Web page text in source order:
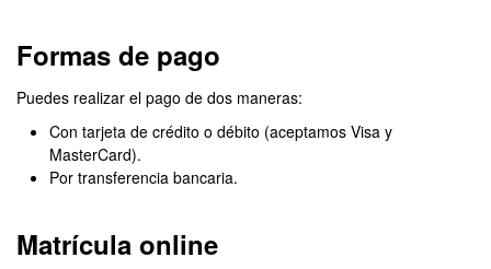
Formas de pago
Puedes realizar el pago de dos maneras:
Con tarjeta de crédito o débito (aceptamos Visa y
MasterCard).
Por transferencia bancaria.
Matrícula online